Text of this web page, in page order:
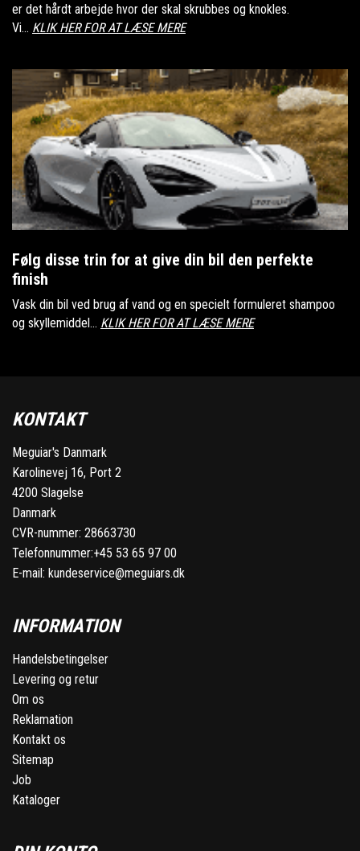
er det hårdt arbejde hvor der skal skrubbes og knokles.
Vi... KLIK HER FOR AT LÆSE MERE
Følg disse trin for at give din bil den perfekte
finish
Vask din bil ved brug af vand og en specielt formuleret shampoo
og skyllemiddel... KLIK HER FOR AT LÆSE MERE
KONTAKT
Meguiar's Danmark
Karolinevej 16, Port 2
4200 Slagelse
Danmark
CVR-nummer: 28663730
Telefonnummer:+45 53 65 97 00
E-mail: kundeservice@meguiars.dk
INFORMATION
Handelsbetingelser
Levering og retur
Om os
Reklamation
Kontakt os
Sitemap
Job
Kataloger